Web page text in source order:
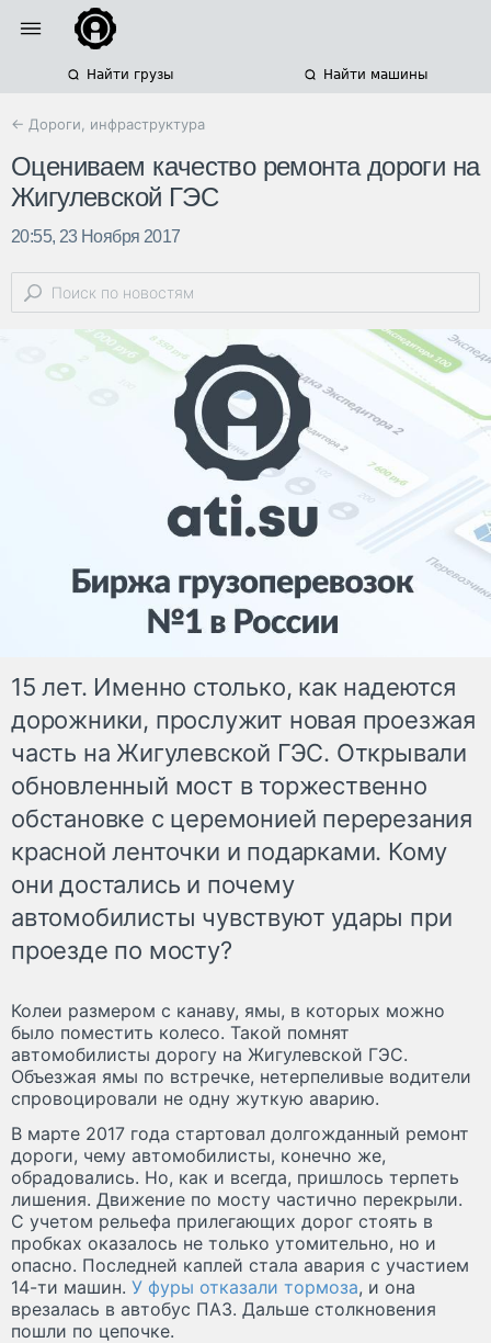
Найти грузы Найти машины
← Дороги, инфраструктура
Оцениваем качество ремонта дороги на
Жигулевской ГЭС
20:55, 23 Ноября 2017
15 лет. Именно столько, как надеются
дорожники, прослужит новая проезжая
часть на Жигулевской ГЭС. Открывали
обновленный мост в торжественно
обстановке с церемонией перерезания
красной ленточки и подарками. Кому
они достались и почему
автомобилисты чувствуют удары при
проезде по мосту?
Колеи размером с канаву, ямы, в которых можно
было поместить колесо. Такой помнят
автомобилисты дорогу на Жигулевской ГЭС.
Объезжая ямы по встречке, нетерпеливые водители
спровоцировали не одну жуткую аварию.
В марте 2017 года стартовал долгожданный ремонт
дороги, чему автомобилисты, конечно же,
обрадовались. Но, как и всегда, пришлось терпеть
лишения. Движение по мосту частично перекрыли.
С учетом рельефа прилегающих дорог стоять в
пробках оказалось не только утомительно, но и
опасно. Последней каплей стала авария с участием
14-ти машин. У фуры отказали тормоза, и она
врезалась в автобус ПАЗ. Дальше столкновения
пошли по цепочке.